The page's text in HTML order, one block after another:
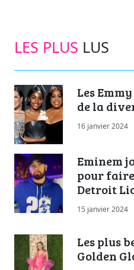
LES PLUS LUS
Les
de la
16 janvier 2024
Eminem
pour
Detroit
15 janvier 2024
Les plus
Golden